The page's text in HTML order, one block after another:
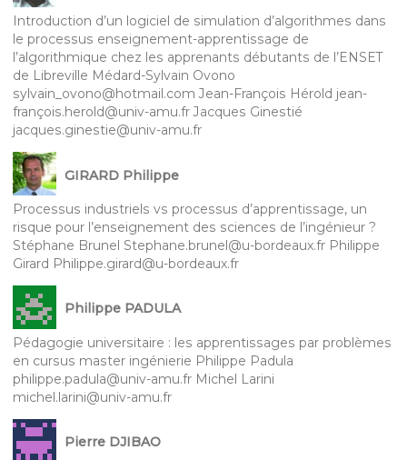
Introduction d’un logiciel de simulation d’algorithmes dans
le processus enseignement-apprentissage de
l’algorithmique chez les apprenants débutants de l’ENSET
de Libreville Médard-Sylvain Ovono
sylvain_ovono@hotmail.com Jean-François Hérold jean-
françois.herold@univ-amu.fr Jacques Ginestié
jacques.ginestie@univ-amu.fr
GIRARD Philippe
Processus industriels vs processus d’apprentissage, un
risque pour l’enseignement des sciences de l’ingénieur ?
Stéphane Brunel Stephane.brunel@u-bordeaux.fr Philippe
Girard Philippe.girard@u-bordeaux.fr
Philippe PADULA
Pédagogie universitaire : les apprentissages par problèmes
en cursus master ingénierie Philippe Padula
philippe.padula@univ-amu.fr Michel Larini
michel.larini@univ-amu.fr
Pierre DJIBAO